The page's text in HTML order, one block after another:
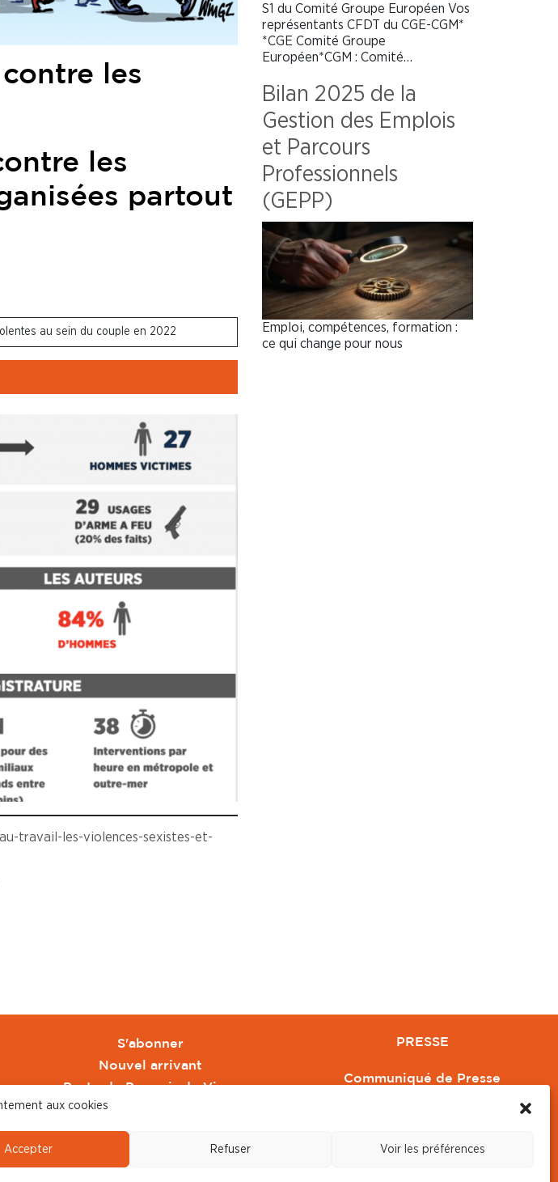
aux cookies
Accepter Refuser Voir les préférences
les
les
partout
au sein du couple en 2022
travail-les-violences-sexistes-et-
S1 du Comité Groupe Européen Vos
représentants CFDT du CGE-CGM*
*CGE Comité Groupe
Européen*CGM : Comité…
Bilan 2025 de la
Gestion des Emplois
et Parcours
Professionnels
(GEPP)
Emploi, compétences, formation :
ce qui change pour nous
S'abonner
Nouvel arrivant
Pacte de Pouvoir de Vivre
Toute l'actu CFDT Orange
PRESSE
Communiqué de Presse